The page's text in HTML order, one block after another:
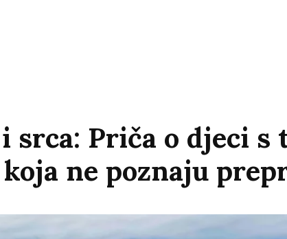
Priča o djeci s
ne poznaju